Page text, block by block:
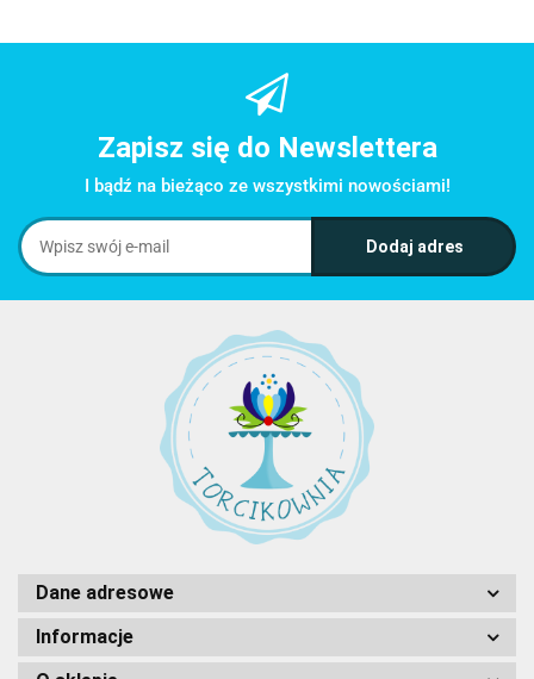
Zapisz się do Newslettera
I bądź na bieżąco ze wszystkimi nowościami!
Dane adresowe
Informacje